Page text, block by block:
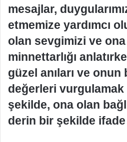
mesajlar,
etmemize yardımcı
olan sevgimizi ve
minnettarlığı
güzel anıları ve onun
değerleri
şekilde, ona olan
derin bir şekilde